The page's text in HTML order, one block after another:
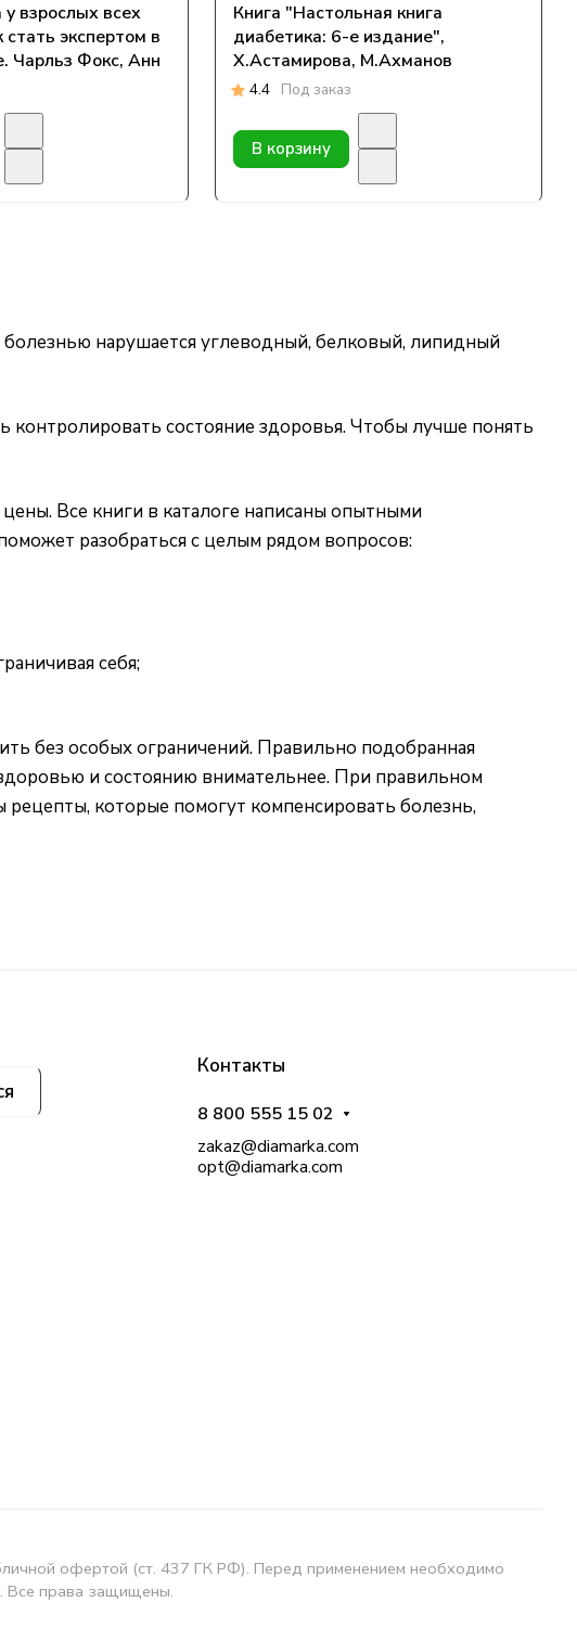
взрослых всех
стать экспертом в
Чарльз Фокс, Анн
Книга "Настольная книга
диабетика: 6-е издание",
Х.Астамирова, М.Ахманов
4.4 Под заказ
В корзину
болезнью нарушается углеводный, белковый, липидный
контролировать состояние здоровья. Чтобы лучше понять
Все книги в каталоге написаны опытными
разобраться с целым рядом вопросов:
себя;
без особых ограничений. Правильно подобранная
и состоянию внимательнее. При правильном
которые помогут компенсировать болезнь,
Контакты
8 800 555 15 02
zakaz@diamarka.com
opt@diamarka.com
офертой (ст. 437 ГК РФ). Перед применением необходимо
Все права защищены.